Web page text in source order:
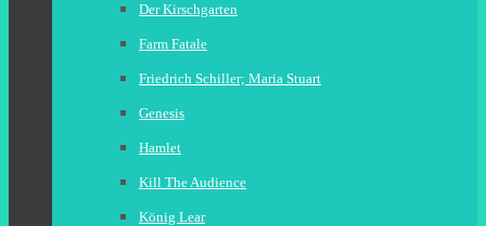
Der Kirschgarten
Farm Fatale
Friedrich Schiller; Maria Stuart
Genesis
Hamlet
Kill The Audience
König Lear